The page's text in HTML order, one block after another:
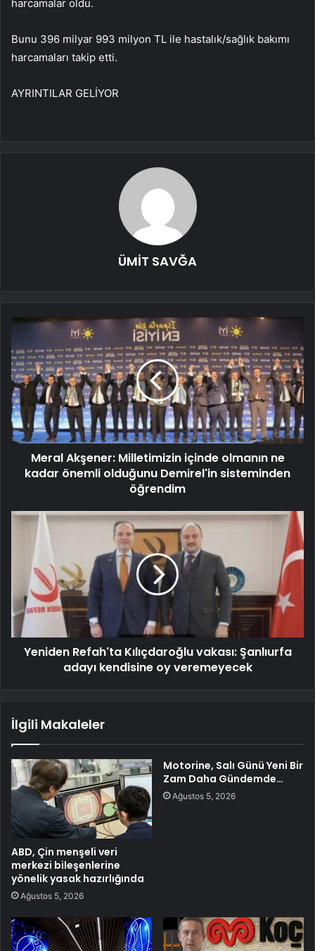
harcamalar oldu.
Bunu 396 milyar 993 milyon TL ile hastalık/sağlık bakımı
harcamaları takip etti.
AYRINTILAR GELİYOR
ÜMİT SAVĞA
Meral Akşener: Milletimizin içinde olmanın ne
kadar önemli olduğunu Demirel'in sisteminden
öğrendim
Yeniden Refah'ta Kılıçdaroğlu vakası: Şanlıurfa
adayı kendisine oy veremeyecek
İlgili Makaleler
ABD, Çin menşeli veri
merkezi bileşenlerine
yönelik yasak hazırlığında
Ağustos 5, 2026
Motorine, Salı Günü Yeni Bir
Zam Daha Gündemde…
Ağustos 5, 2026